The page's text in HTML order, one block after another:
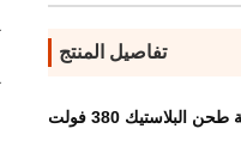
تفاصيل المنتج
طحن البلاستيك 380 فولت